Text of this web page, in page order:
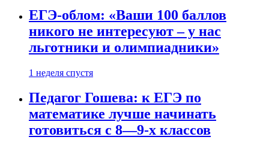
ЕГЭ-облом: «Ваши 100 баллов
никого не интересуют – у нас
льготники и олимпиадники»
1 неделя спустя
Педагог Гошева: к ЕГЭ по
математике лучше начинать
готовиться с 8—9-х классов